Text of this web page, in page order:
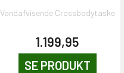
Vandafvisende Crossbodytaske
1.199,95
SE PRODUKT